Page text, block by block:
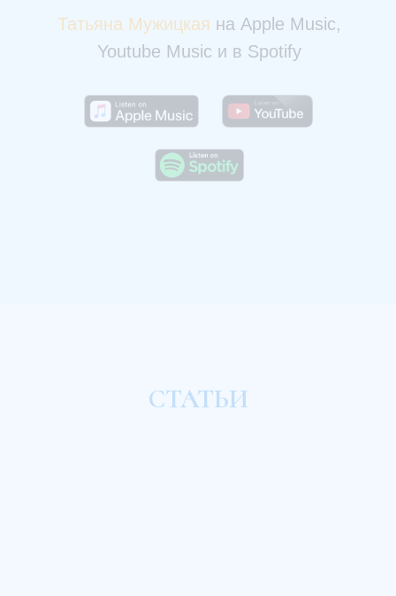
Татьяна Мужицкая на Apple Music,
Youtube Music и в Spotify
СТАТЬИ